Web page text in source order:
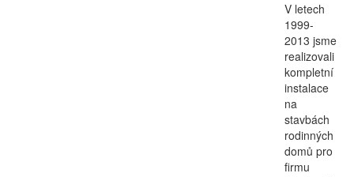
V letech
1999-
2013 jsme
realizovali
kompletní
instalace
na
stavbách
rodinných
domů pro
firmu